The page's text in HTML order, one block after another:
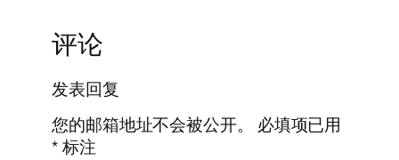
评论
发表回复
您的邮箱地址不会被公开。
必填项已用
*标注